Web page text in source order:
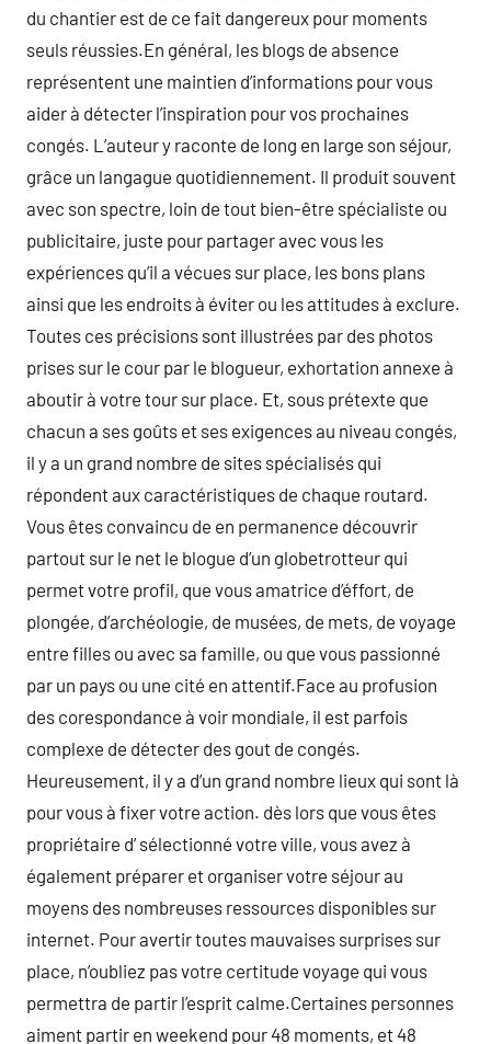
du chantier est de ce fait dangereux pour moments
seuls réussies.En général, les blogs de absence
représentent une maintien d’informations pour vous
aider à détecter l’inspiration pour vos prochaines
congés. L’auteur y raconte de long en large son séjour,
grâce un langague quotidiennement. Il produit souvent
avec son spectre, loin de tout bien-être spécialiste ou
publicitaire, juste pour partager avec vous les
expériences qu’il a vécues sur place, les bons plans
ainsi que les endroits à éviter ou les attitudes à exclure.
Toutes ces précisions sont illustrées par des photos
prises sur le cour par le blogueur, exhortation annexe à
aboutir à votre tour sur place. Et, sous prétexte que
chacun a ses goûts et ses exigences au niveau congés,
il y a un grand nombre de sites spécialisés qui
répondent aux caractéristiques de chaque routard.
Vous êtes convaincu de en permanence découvrir
partout sur le net le blogue d’un globetrotteur qui
permet votre profil, que vous amatrice d’éffort, de
plongée, d’archéologie, de musées, de mets, de voyage
entre filles ou avec sa famille, ou que vous passionné
par un pays ou une cité en attentif.Face au profusion
des corespondance à voir mondiale, il est parfois
complexe de détecter des gout de congés.
Heureusement, il y a d’un grand nombre lieux qui sont là
pour vous à fixer votre action. dès lors que vous êtes
propriétaire d’ sélectionné votre ville, vous avez à
également préparer et organiser votre séjour au
moyens des nombreuses ressources disponibles sur
internet. Pour avertir toutes mauvaises surprises sur
place, n’oubliez pas votre certitude voyage qui vous
permettra de partir l’esprit calme.Certaines personnes
aiment partir en weekend pour 48 moments, et 48